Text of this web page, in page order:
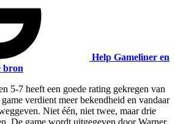
Help Gameliner en
bron
5-7 heeft een goede rating gekregen van
verdient meer bekendheid en vandaar
Niet één, niet twee, maar drie
De game wordt uitgegeven doorWarner